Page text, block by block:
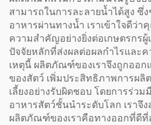
สามารถในการละลายน้ำได้สูง ซึ่
อาหารผ่านทางน้ำ เราเข้าใจดีว่
ความสำคัญอย่างยิ่งต่อเกษตรกรผู้
ปัจจัยหลักที่ส่งผลต่อผลกำไรและ
เหตุนี้ ผลิตภัณฑ์ของเราจึงถูกออก
ของสัตว์ เพิ่มประสิทธิภาพการผลิ
เลี้ยงอย่างรับผิดชอบ โดยการร่ว
อาหารสัตว์ชั้นนำระดับโลก เราจึ
ผลิตภัณฑ์ของเราคือทางออกที่ดีที่